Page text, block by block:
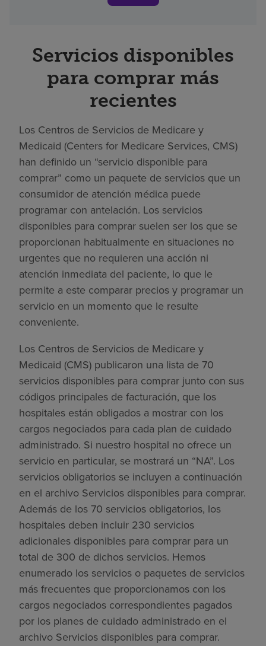
Servicios disponibles
para comprar más
recientes
Los Centros de Servicios de Medicare y
Medicaid (Centers for Medicare Services, CMS)
han definido un “servicio disponible para
comprar” como un paquete de servicios que un
consumidor de atención médica puede
programar con antelación. Los servicios
disponibles para comprar suelen ser los que se
proporcionan habitualmente en situaciones no
urgentes que no requieren una acción ni
atención inmediata del paciente, lo que le
permite a este comparar precios y programar un
servicio en un momento que le resulte
conveniente.
Los Centros de Servicios de Medicare y
Medicaid (CMS) publicaron una lista de 70
servicios disponibles para comprar junto con sus
códigos principales de facturación, que los
hospitales están obligados a mostrar con los
cargos negociados para cada plan de cuidado
administrado. Si nuestro hospital no ofrece un
servicio en particular, se mostrará un “NA”. Los
servicios obligatorios se incluyen a continuación
en el archivo Servicios disponibles para comprar.
Además de los 70 servicios obligatorios, los
hospitales deben incluir 230 servicios
adicionales disponibles para comprar para un
total de 300 de dichos servicios. Hemos
enumerado los servicios o paquetes de servicios
más frecuentes que proporcionamos con los
cargos negociados correspondientes pagados
por los planes de cuidado administrado en el
archivo Servicios disponibles para comprar.